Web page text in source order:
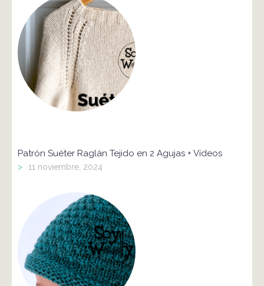
Patrón Suéter Raglán Tejido en 2 Agujas + Vídeos
> 11 noviembre, 2024